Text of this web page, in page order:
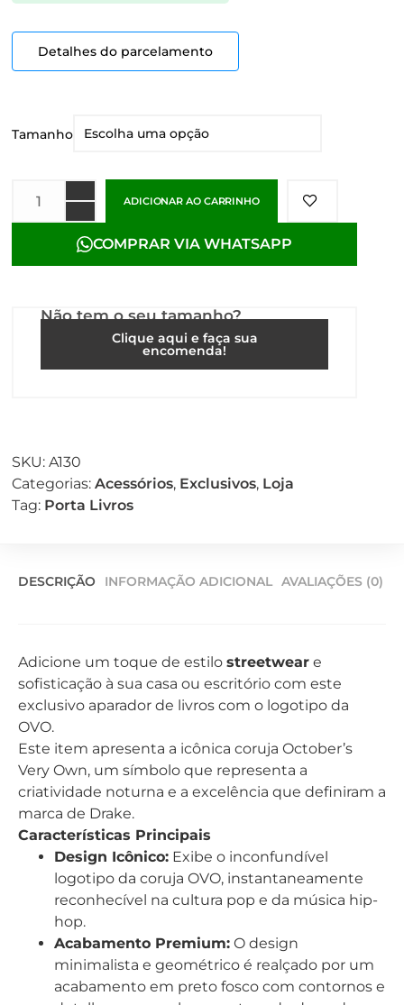
Detalhes do parcelamento
Tamanho
ADICIONAR AO CARRINHO
COMPRAR VIA WHATSAPP
Não tem o seu tamanho?
Clique aqui e faça sua
encomenda!
SKU: A130
Categorias: Acessórios, Exclusivos, Loja
Tag: Porta Livros
DESCRIÇÃO INFORMAÇÃO ADICIONAL AVALIAÇÕES (0)
Adicione um toque de estilo streetwear e
sofisticação à sua casa ou escritório com este
exclusivo aparador de livros com o logotipo da
OVO.
Este item apresenta a icônica coruja October’s
Very Own, um símbolo que representa a
criatividade noturna e a excelência que definiram a
marca de Drake.
Características Principais
Design Icônico: Exibe o inconfundível
logotipo da coruja OVO, instantaneamente
reconhecível na cultura pop e da música hip-
hop.
Acabamento Premium: O design
minimalista e geométrico é realçado por um
acabamento em preto fosco com contornos e